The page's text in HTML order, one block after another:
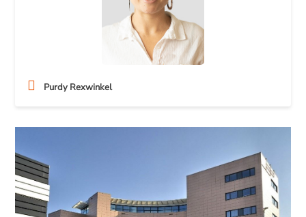
Purdy Rexwinkel